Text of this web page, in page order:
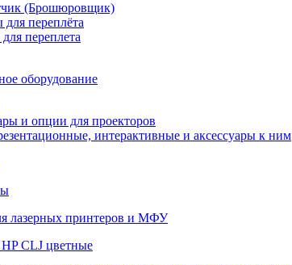
(Брошюровщик)
переплёта
переплета
оборудование
и опции для проекторов
интерактивные и аксессуары к ним
лазерных принтеров и МФУ
CLJ цветные